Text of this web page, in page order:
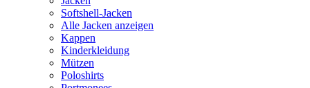
Softshell-Jacken
Alle Jacken anzeigen
Kappen
Kinderkleidung
Mützen
Poloshirts